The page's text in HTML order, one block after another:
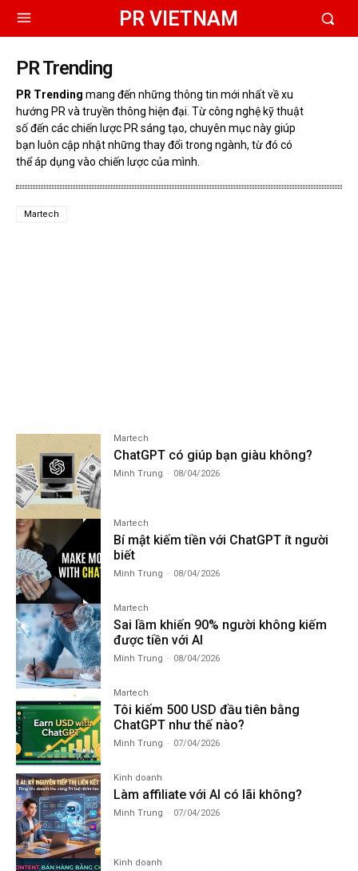
PR VIETNAM
PR Trending
PR Trending mang đến những thông tin mới nhất về xu
hướng PR và truyền thông hiện đại. Từ công nghệ kỹ thuật
số đến các chiến lược PR sáng tạo, chuyên mục này giúp
bạn luôn cập nhật những thay đổi trong ngành, từ đó có
thể áp dụng vào chiến lược của mình.
Martech
Martech
ChatGPT có giúp bạn giàu không?
Minh Trung - 08/04/2026
Martech
Bí mật kiếm tiền với ChatGPT ít người
biết
Minh Trung - 08/04/2026
Martech
Sai lầm khiến 90% người không kiếm
được tiền với AI
Minh Trung - 08/04/2026
Martech
Tôi kiếm 500 USD đầu tiên bằng
ChatGPT như thế nào?
Minh Trung - 07/04/2026
Kinh doanh
Làm affiliate với AI có lãi không?
Minh Trung - 07/04/2026
Kinh doanh